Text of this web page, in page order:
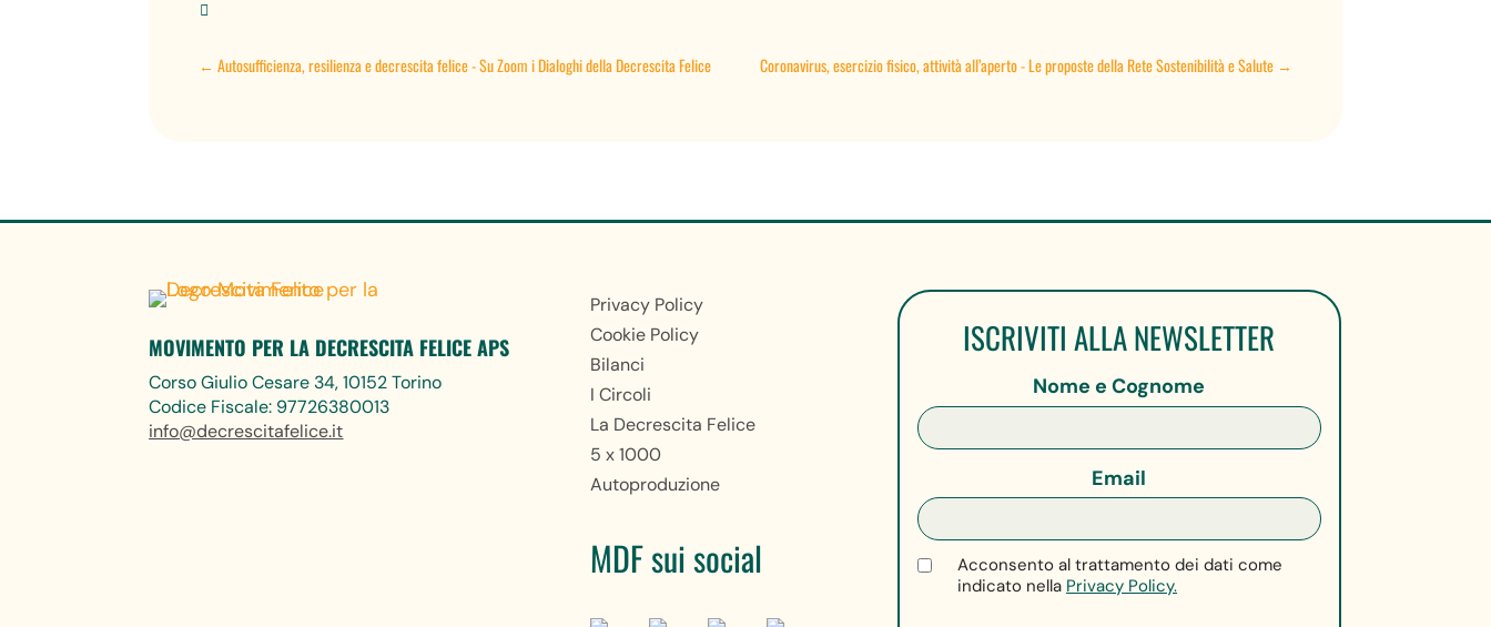

←Autosufficienza, resilienza e decrescita felice - Su Zoom i Dialoghi della Decrescita Felice Coronavirus, esercizio fisico, attività all’aperto - Le proposte della Rete Sostenibilità e Salute→
MOVIMENTO PER LA DECRESCITA FELICE APS
Corso Giulio Cesare 34, 10152 Torino
Codice Fiscale: 97726380013
info@decrescitafelice.it
Privacy Policy
Cookie Policy
Bilanci
I Circoli
La Decrescita Felice
5 x 1000
Autoproduzione
MDF sui social
ISCRIVITI ALLA NEWSLETTER
Nome e Cognome
Email
Acconsento al trattamento dei dati come
indicato nella Privacy Policy.